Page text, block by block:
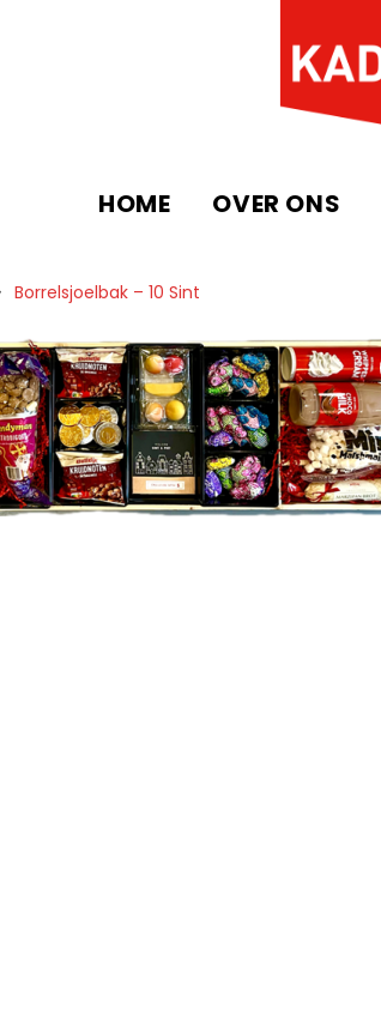
HOME OVER ONS
Borrelsjoelbak – 10 Sint